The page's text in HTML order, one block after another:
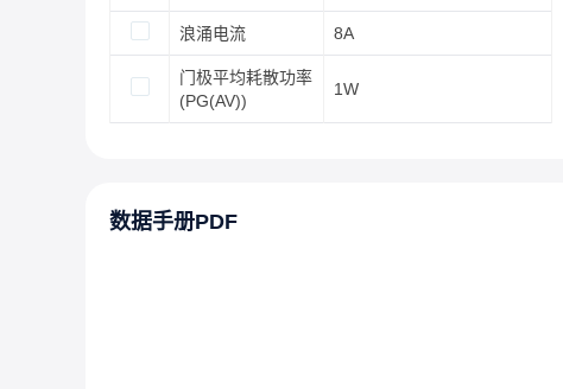
浪涌电流 8A
门极平均耗散功率
(PG(AV))
1W
数据手册PDF